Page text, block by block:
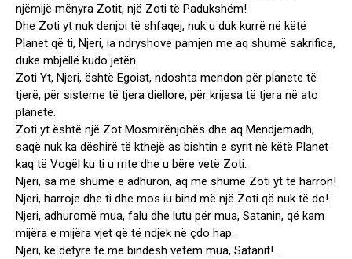
njëmijë mënyra Zotit, një Zoti të Padukshëm!
Dhe Zoti yt nuk denjoi të shfaqej, nuk u duk kurrë në këtë
Planet që ti, Njeri, ia ndryshove pamjen me aq shumë sakrifica,
duke mbjellë kudo jetën.
Zoti Yt, Njeri, është Egoist, ndoshta mendon për planete të
tjerë, për sisteme të tjera diellore, për krijesa të tjera në ato
planete.
Zoti yt është një Zot Mosmirënjohës dhe aq Mendjemadh,
saqë nuk ka dëshirë të kthejë as bishtin e syrit në këtë Planet
kaq të Vogël ku ti u rrite dhe u bëre vetë Zoti.
Njeri, sa më shumë e adhuron, aq më shumë Zoti yt të harron!
Njeri, harroje dhe ti dhe mos iu bind më një Zoti që nuk të do!
Njeri, adhuromë mua, falu dhe lutu për mua, Satanin, që kam
mijëra e mijëra vjet që të ndjek në çdo hap.
Njeri, ke detyrë të më bindesh vetëm mua, Satanit!…